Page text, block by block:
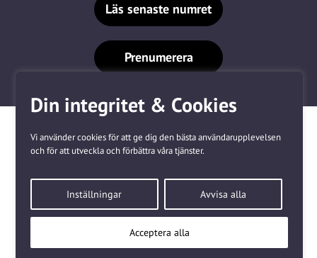
Din integritet & Cookies
Vi använder cookies för att ge dig den bästa användarupplevelsen
och för att utveckla och förbättra våra tjänster.
Inställningar Avvisa alla
Acceptera alla
Läs senaste numret
Prenumerera
Kundtjänst